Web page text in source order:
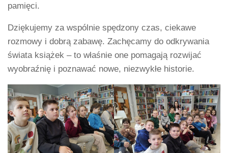
pamięci.
Dziękujemy za wspólnie spędzony czas, ciekawe
rozmowy i dobrą zabawę. Zachęcamy do odkrywania
świata książek – to właśnie one pomagają rozwijać
wyobraźnię i poznawać nowe, niezwykłe historie.